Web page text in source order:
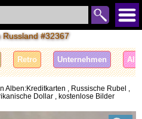
Russland #32367
Retro Unternehmen
Alben:Kreditkarten , Russische Rubel ,
Dollar , kostenlose Bilder